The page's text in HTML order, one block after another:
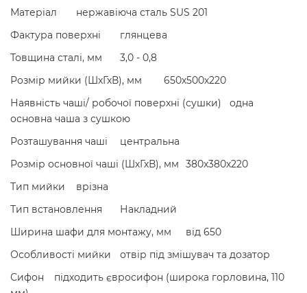
Матеріал
нержавіюча сталь SUS 201
Фактура поверхні
глянцева
Товщина сталі, мм
3,0 - 0,8
Розмір мийки (ШхГхВ), мм
650х500х220
Наявність чаші/ робочої поверхні (сушки)
одна
основна чаша з сушкою
Розташування чаші
центральна
Розмір основної чаші (ШхГхВ), мм
380х380х220
Тип мийки
врізна
Тип встановлення
Накладний
Ширина шафи для монтажу, мм
від 650
Особливості мийки
отвір під змішувач та дозатор
Сифон
підходить євросифон (широка горловина, 110